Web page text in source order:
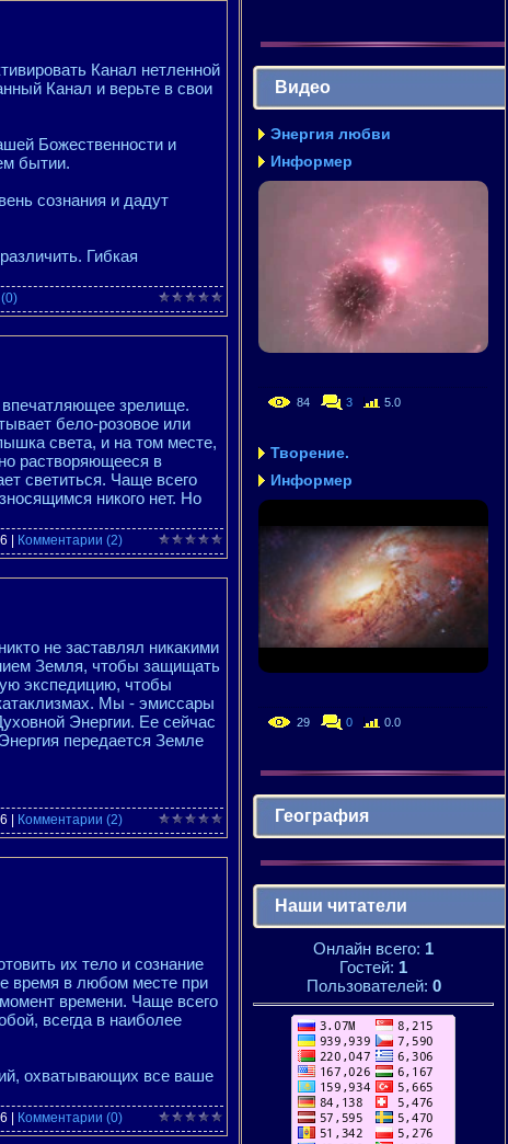
Канал нетленной
Канал и верьте в свои
Божественности и
бытии.
сознания и дадут
Гибкая
впечатляющее зрелище.
бело-розовое или
света, и на том месте,
растворяющееся в
светиться. Чаще всего
никого нет. Но
Комментарии (2)
не заставлял никакими
Земля, чтобы защищать
экспедицию, чтобы
Мы - эмиссары
Энергии. Ее сейчас
передается Земле
Комментарии (2)
их тело и сознание
время в любом месте при
времени. Чаще всего
всегда в наиболее
охватывающих все ваше
Комментарии (0)
Видео
Энергия любви
Информер
84 3 5.0
Творение.
Информер
29 0 0.0
География
Наши читатели
Онлайн всего: 1
Гостей: 1
Пользователей: 0